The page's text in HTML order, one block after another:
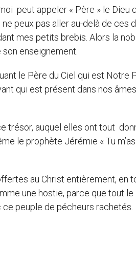
peut appeler « Père » le Dieu
peux pas aller au-delà de ces
mes petits brebis. Alors la
enseignement.
le Père du Ciel qui est Notre
qui est présent dans nos
trésor, auquel elles ont tout
le prophète Jérémie « Tu
au Christ entièrement, en
une hostie, parce que tout le
peuple de pécheurs rachetés.